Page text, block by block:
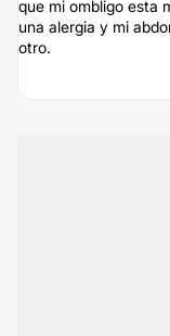
que mi ombligo esta
una alergia y mi
otro.